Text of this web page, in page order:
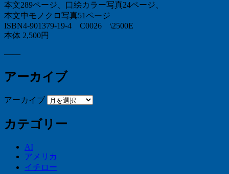
本文289ページ、口絵カラー写真24ページ、
本文中モノクロ写真51ページ
ISBN4-901379-19-4 C0026 \2500E
本体 2,500円
——
アーカイブ
アーカイブ
カテゴリー
AI
アメリカ
イチロー